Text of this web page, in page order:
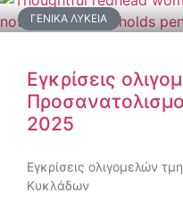
ΓΕΝΙΚΆ ΛΎΚΕΙΑ
Εγκρίσεις
2025
Εγκρίσεις ολιγομελών
Κυκλάδων